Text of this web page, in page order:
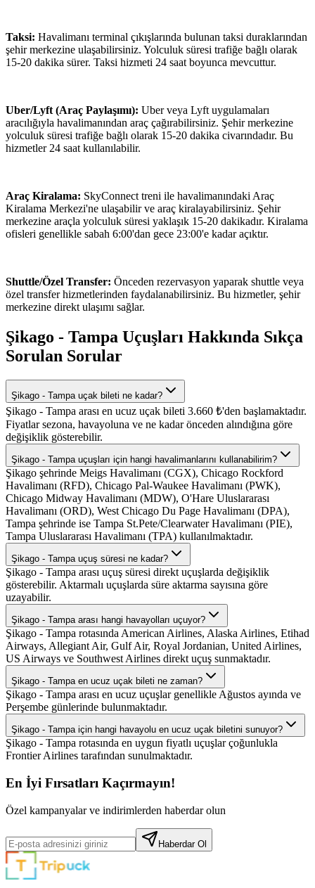
Taksi: Havalimanı terminal çıkışlarında bulunan taksi duraklarından
şehir merkezine ulaşabilirsiniz. Yolculuk süresi trafiğe bağlı olarak
15-20 dakika sürer. Taksi hizmeti 24 saat boyunca mevcuttur.
Uber/Lyft (Araç Paylaşımı): Uber veya Lyft uygulamaları
aracılığıyla havalimanından araç çağırabilirsiniz. Şehir merkezine
yolculuk süresi trafiğe bağlı olarak 15-20 dakika civarındadır. Bu
hizmetler 24 saat kullanılabilir.
Araç Kiralama: SkyConnect treni ile havalimanındaki Araç
Kiralama Merkezi'ne ulaşabilir ve araç kiralayabilirsiniz. Şehir
merkezine araçla yolculuk süresi yaklaşık 15-20 dakikadır. Kiralama
ofisleri genellikle sabah 6:00'dan gece 23:00'e kadar açıktır.
Shuttle/Özel Transfer: Önceden rezervasyon yaparak shuttle veya
özel transfer hizmetlerinden faydalanabilirsiniz. Bu hizmetler, şehir
merkezine direkt ulaşımı sağlar.
Şikago - Tampa Uçuşları Hakkında Sıkça
Sorulan Sorular
Şikago - Tampa uçak bileti ne kadar?
Şikago - Tampa arası en ucuz uçak bileti 3.660 ₺'den başlamaktadır.
Fiyatlar sezona, havayoluna ve ne kadar önceden alındığına göre
değişiklik gösterebilir.
Şikago - Tampa uçuşları için hangi havalimanlarını kullanabilirim?
Şikago şehrinde Meigs Havalimanı (CGX), Chicago Rockford
Havalimanı (RFD), Chicago Pal-Waukee Havalimanı (PWK),
Chicago Midway Havalimanı (MDW), O'Hare Uluslararası
Havalimanı (ORD), West Chicago Du Page Havalimanı (DPA),
Tampa şehrinde ise Tampa St.Pete/Clearwater Havalimanı (PIE),
Tampa Uluslararası Havalimanı (TPA) kullanılmaktadır.
Şikago - Tampa uçuş süresi ne kadar?
Şikago - Tampa arası uçuş süresi direkt uçuşlarda değişiklik
gösterebilir. Aktarmalı uçuşlarda süre aktarma sayısına göre
uzayabilir.
Şikago - Tampa arası hangi havayolları uçuyor?
Şikago - Tampa rotasında American Airlines, Alaska Airlines, Etihad
Airways, Allegiant Air, Gulf Air, Royal Jordanian, United Airlines,
US Airways ve Southwest Airlines direkt uçuş sunmaktadır.
Şikago - Tampa en ucuz uçak bileti ne zaman?
Şikago - Tampa arası en ucuz uçuşlar genellikle Ağustos ayında ve
Perşembe günlerinde bulunmaktadır.
Şikago - Tampa için hangi havayolu en ucuz uçak biletini sunuyor?
Şikago - Tampa rotasında en uygun fiyatlı uçuşlar çoğunlukla
Frontier Airlines tarafından sunulmaktadır.
En İyi Fırsatları Kaçırmayın!
Özel kampanyalar ve indirimlerden haberdar olun
Haberdar Ol